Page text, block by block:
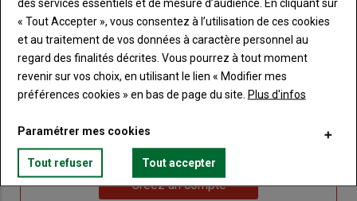
passe"
connecte"
Sous-
titre
Vous n'êtes pas abonné(e)
TITRE CRÉEZ UN COMPTE
compte pour accéder à tout Terre de
Touraine.
Lien Créez un compte
« Tout Accepter », vous consentez à l’utilisation de ces cookies
et au traitement de vos données à caractère personnel au
regard des finalités décrites. Vous pourrez à tout moment
revenir sur vos choix, en utilisant le lien « Modifier mes
préférences cookies » en bas de page du site. Plus d'infos
Paramétrer mes cookies
Tout refuser Tout accepter